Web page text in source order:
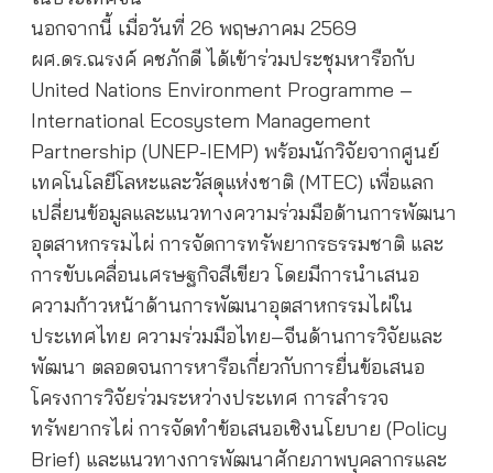
นอกจากนี้ เมื่อวันที่ 26 พฤษภาคม 2569
ผศ.ดร.ณรงค์ คชภักดี ได้เข้าร่วมประชุมหารือกับ
United Nations Environment Programme –
International Ecosystem Management
Partnership (UNEP-IEMP) พร้อมนักวิจัยจากศูนย์
เทคโนโลยีโลหะและวัสดุแห่งชาติ (MTEC) เพื่อแลก
เปลี่ยนข้อมูลและแนวทางความร่วมมือด้านการพัฒนา
อุตสาหกรรมไผ่ การจัดการทรัพยากรธรรมชาติ และ
การขับเคลื่อนเศรษฐกิจสีเขียว โดยมีการนำเสนอ
ความก้าวหน้าด้านการพัฒนาอุตสาหกรรมไผ่ใน
ประเทศไทย ความร่วมมือไทย–จีนด้านการวิจัยและ
พัฒนา ตลอดจนการหารือเกี่ยวกับการยื่นข้อเสนอ
โครงการวิจัยร่วมระหว่างประเทศ การสำรวจ
ทรัพยากรไผ่ การจัดทำข้อเสนอเชิงนโยบาย (Policy
Brief) และแนวทางการพัฒนาศักยภาพบุคลากรและ